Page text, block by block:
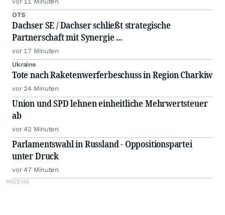
OTS
Dachser SE / Dachser schließt strategische
Partnerschaft mit Synergie ...
vor 17 Minuten
Ukraine
Tote nach Raketenwerferbeschuss in Region Charkiw
vor 24 Minuten
Union und SPD lehnen einheitliche Mehrwertsteuer
ab
vor 42 Minuten
Parlamentswahl in Russland - Oppositionspartei
unter Druck
vor 47 Minuten